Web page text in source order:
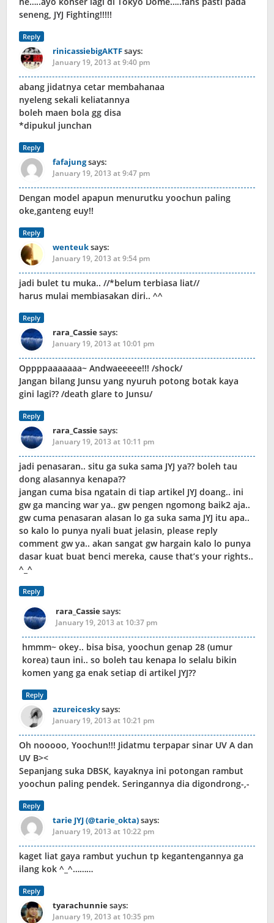
seneng, JYJ Fighting!!!!!
Reply
rinicassiebigAKTFsays:
January 19, 2013 at 9:40 pm
abang jidatnya cetar membahanaa
nyeleng sekali keliatannya
boleh maen bola gg disa
*dipukul junchan
Reply
fafajungsays:
January 19, 2013 at 9:47 pm
Dengan model apapun menurutku yoochun paling
oke,ganteng euy!!
Reply
wenteuksays:
January 19, 2013 at 9:54 pm
jadi bulet tu muka.. //*belum terbiasa liat//
harus mulai membiasakan diri.. ^^
Reply
rara_Cassiesays:
January 19, 2013 at 10:01 pm
Oppppaaaaaaa~ Andwaeeeee!!! /shock/
Jangan bilang Junsu yang nyuruh potong botak kaya
gini lagi?? /death glare to Junsu/
Reply
rara_Cassiesays:
January 19, 2013 at 10:11 pm
jadi penasaran.. situ ga suka sama JYJ ya?? boleh tau
dong alasannya kenapa??
jangan cuma bisa ngatain di tiap artikel JYJ doang.. ini
gw ga mancing war ya.. gw pengen ngomong baik2 aja..
gw cuma penasaran alasan lo ga suka sama JYJ itu apa..
so kalo lo punya nyali buat jelasin, please reply
comment gw ya.. akan sangat gw hargain kalo lo punya
dasar kuat buat benci mereka, cause that’s your rights..
^_^
Reply
rara_Cassiesays:
January 19, 2013 at 10:37 pm
hmmm~ okey.. bisa bisa, yoochun genap 28 (umur
korea) taun ini.. so boleh tau kenapa lo selalu bikin
komen yang ga enak setiap di artikel JYJ??
Reply
azureiceskysays:
January 19, 2013 at 10:21 pm
Oh nooooo, Yoochun!!! Jidatmu terpapar sinar UV A dan
UV B><
Sepanjang suka DBSK, kayaknya ini potongan rambut
yoochun paling pendek. Seringannya dia digondrong-,-
Reply
tarie JYJ (@tarie_okta)says:
January 19, 2013 at 10:22 pm
kaget liat gaya rambut yuchun tp kegantengannya ga
ilang kok ^_^………
Reply
tyarachunniesays:
January 19, 2013 at 10:35 pm